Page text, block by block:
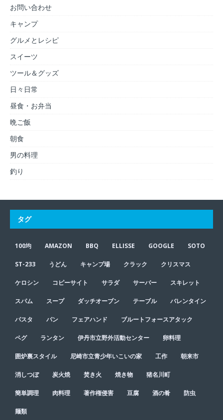
お問い合わせ
キャンプ
グルメとレシピ
スイーツ
ツール＆グッズ
日々日常
昼食・お弁当
晩ご飯
朝食
男の料理
釣り
タグ
100均 AMAZON BBQ ELLISSE GOOGLE SOTO
ST-233 うどん キャンプ場 クラック クリスマス
ケロシン コピーサイト サラダ サーバー スキレット
スパム スープ ダッチオーブン テーブル バレンタイン
パスタ パン フェアハンド ブルートフォースアタック
ペグ ランタン 伊丹市立野外活動センター 卵料理
囲炉裏スタイル 尼崎市立青少年いこいの家 工作 朝来市
消しつぼ 炭火焼 焚き火 焼き物 猪名川町
簡単調理 肉料理 著作権侵害 豆腐 酒の肴 防虫
麺類